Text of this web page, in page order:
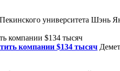
университета Шэнь
компании $134 тысяч